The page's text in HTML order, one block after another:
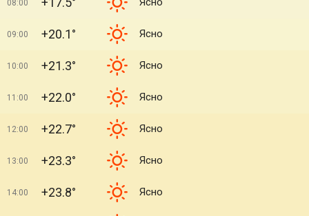
08:00
09:00 +20.1° Ясно
10:00 +21.3° Ясно
11:00 +22.0° Ясно
12:00 +22.7° Ясно
13:00 +23.3° Ясно
14:00 +23.8° Ясно